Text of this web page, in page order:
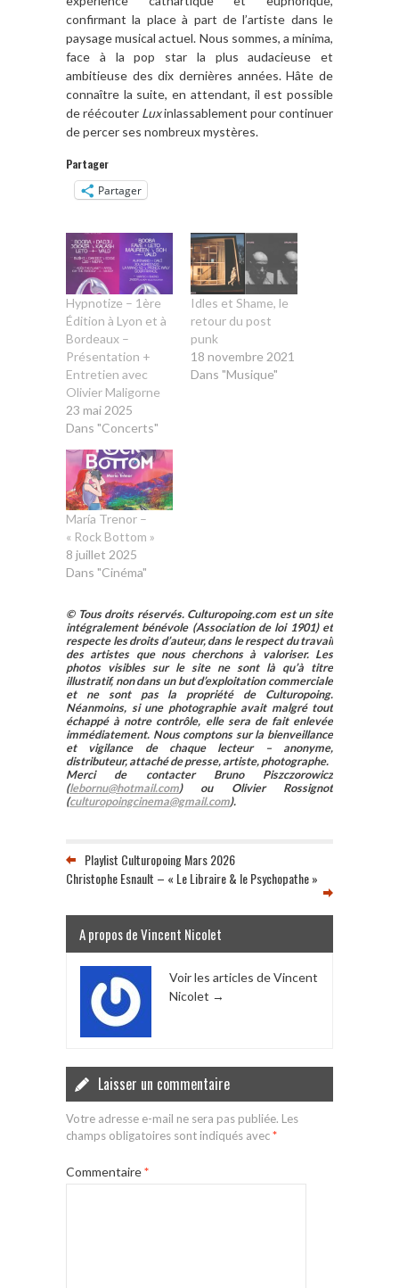
confirmant la place à part de l’artiste dans le
paysage musical actuel. Nous sommes, a minima,
face à la pop star la plus audacieuse et
ambitieuse des dix dernières années. Hâte de
connaître la suite, en attendant, il est possible
de réécouter Luxinlassablement pour continuer
de percer ses nombreux mystères.
Partager
Partager
Hypnotize – 1ère
Édition à Lyon et à
Bordeaux –
Présentation +
Entretien avec
Olivier Maligorne
23 mai 2025
Dans "Concerts"
Idles et Shame, le
retour du post
punk
18 novembre 2021
Dans "Musique"
María Trenor –
« Rock Bottom »
8 juillet 2025
Dans "Cinéma"
© Tous droits réservés. Culturopoing.com est un site
intégralement bénévole (Association de loi 1901) et
respecte les droits d’auteur, dans le respect du travail
des artistes que nous cherchons à valoriser. Les
photos visibles sur le site ne sont là qu’à titre
illustratif, non dans un but d’exploitation commerciale
et ne sont pas la propriété de Culturopoing.
Néanmoins, si une photographie avait malgré tout
échappé à notre contrôle, elle sera de fait enlevée
immédiatement. Nous comptons sur la bienveillance
et vigilance de chaque lecteur – anonyme,
distributeur, attaché de presse, artiste, photographe.
Merci de contacter Bruno Piszczorowicz
(lebornu@hotmail.com) ou Olivier Rossignot
(culturopoingcinema@gmail.com).
Playlist Culturopoing Mars 2026
Christophe Esnault – « Le Libraire & le Psychopathe »
A propos de Vincent Nicolet
Voir les articles de Vincent
Nicolet →
Laisser un commentaire
Votre adresse e-mail ne sera pas publiée. Les
champs obligatoires sont indiqués avec*
Commentaire*